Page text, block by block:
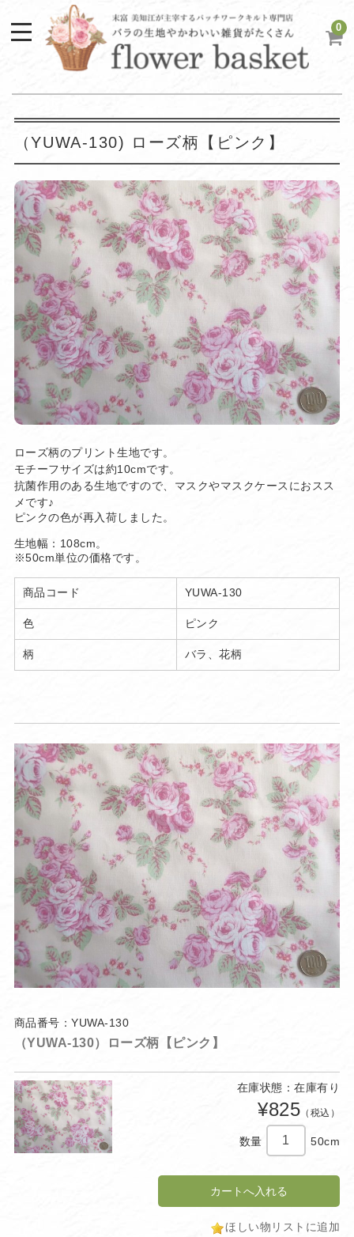
0
（YUWA-130) ローズ柄【ピンク】
ローズ柄のプリント生地です。
モチーフサイズは約10cmです。
抗菌作用のある生地ですので、マスクやマスクケースにおスス
メです♪
ピンクの色が再入荷しました。
生地幅：108cm。
※50cm単位の価格です。
商品コード YUWA-130
色 ピンク
柄 バラ、花柄
商品番号：YUWA-130
（YUWA-130）ローズ柄【ピンク】
在庫状態：在庫有り
¥825 （税込）
数量 50cm
ほしい物リストに追加